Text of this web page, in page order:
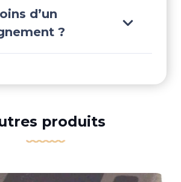
d’un
?
produits